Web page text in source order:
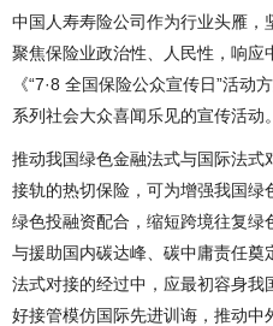
中国人寿寿险公司作为行业头雁，
聚焦保险业政治性、人民性，响应
《“7·8 全国保险公众宣传日”活
系列社会大众喜闻乐见的宣传活动。
推动我国绿色金融法式与国际法
接轨的热切保险，可为增强我国绿
绿色投融资配合，缩短跨境往复绿
与援助国内碳达峰、碳中庸责任奠
法式对接的经过中，应最初容身
好接管模仿国际先进训诲，推动